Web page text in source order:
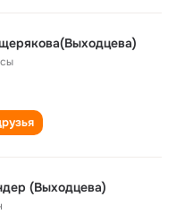
светлана фандер (Выходцева)